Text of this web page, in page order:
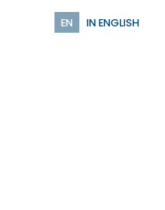
EN IN ENGLISH